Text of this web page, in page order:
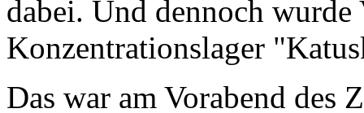
dabei. Und dennoch
Konzentrationslager
Das war am Vorabend des